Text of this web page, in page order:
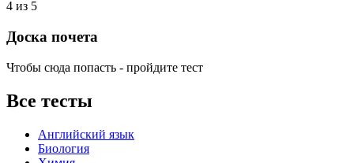
4 из 5
Доска почета
Чтобы сюда попасть - пройдите тест
Все тесты
Английский язык
Биология